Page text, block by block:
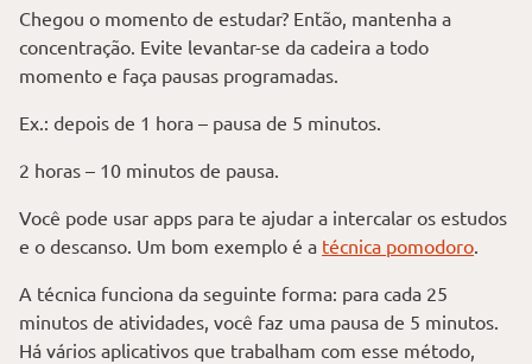
Chegou o momento de estudar? Então, mantenha a
concentração. Evite levantar-se da cadeira a todo
momento e faça pausas programadas.
Ex.: depois de 1 hora – pausa de 5 minutos.
2 horas – 10 minutos de pausa.
Você pode usar apps para te ajudar a intercalar os estudos
e o descanso. Um bom exemplo é a técnica pomodoro.
A técnica funciona da seguinte forma: para cada 25
minutos de atividades, você faz uma pausa de 5 minutos.
Há vários aplicativos que trabalham com esse método,